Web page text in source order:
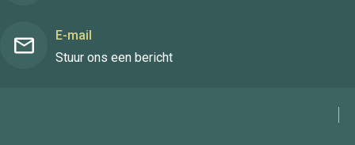
E-mail
Stuur ons een bericht